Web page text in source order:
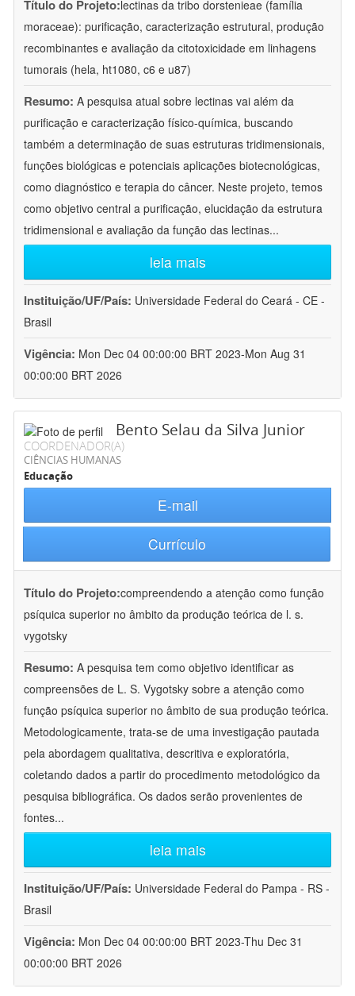
Título do Projeto:lectinas da tribo dorstenieae (família
moraceae): purificação, caracterização estrutural, produção
recombinantes e avaliação da citotoxicidade em linhagens
tumorais (hela, ht1080, c6 e u87)
Resumo: A pesquisa atual sobre lectinas vai além da
purificação e caracterização físico-química, buscando
também a determinação de suas estruturas tridimensionais,
funções biológicas e potenciais aplicações biotecnológicas,
como diagnóstico e terapia do câncer. Neste projeto, temos
como objetivo central a purificação, elucidação da estrutura
tridimensional e avaliação da função das lectinas...
leia mais
Instituição/UF/País: Universidade Federal do Ceará - CE -
Brasil
Vigência: Mon Dec 04 00:00:00 BRT 2023-Mon Aug 31
00:00:00 BRT 2026
Bento Selau da Silva Junior
COORDENADOR(A)
CIÊNCIAS HUMANAS
Educação
E-mail
Currículo
Título do Projeto:compreendendo a atenção como função
psíquica superior no âmbito da produção teórica de l. s.
vygotsky
Resumo: A pesquisa tem como objetivo identificar as
compreensões de L. S. Vygotsky sobre a atenção como
função psíquica superior no âmbito de sua produção teórica.
Metodologicamente, trata-se de uma investigação pautada
pela abordagem qualitativa, descritiva e exploratória,
coletando dados a partir do procedimento metodológico da
pesquisa bibliográfica. Os dados serão provenientes de
fontes...
leia mais
Instituição/UF/País: Universidade Federal do Pampa - RS -
Brasil
Vigência: Mon Dec 04 00:00:00 BRT 2023-Thu Dec 31
00:00:00 BRT 2026